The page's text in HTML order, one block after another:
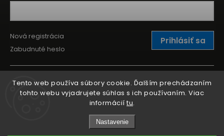
Tento web používa súbory cookie. Ďalším prechádzaním
tohto webu vyjadrujete súhlas s ich používaním. Viac
informácií tu.
Nastavenie
Prihlásiť sa
Nová registrácia
Zabudnuté heslo